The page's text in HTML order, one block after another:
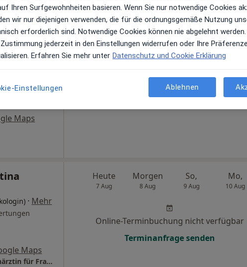
Aßmann
Maps
Heute
7 Aug
Morgen
8 Aug
So,
9 Aug
Mo,
10 Aug
Online-Terminbuchung nicht verfügbar
· Mehr
Maps
Praxis Dr.med. Martina Schiebler Fachärztin für Frauenheilkunde und Geburtshilfe
Heute
7 Aug
Morgen
8 Aug
So,
9 Aug
Mo,
10 Aug
Online-Terminbuchung nicht verfügbar
Terminanfrage senden
Ihren Surfgewohnheiten basieren. Wenn Sie nur notwendige Cookies
wir nur diejenigen verwenden, die für die ordnungsgemäße Nutzung
erforderlich sind. Notwendige Cookies können nie abgelehnt werden.
jederzeit in den Einstellungen widerrufen oder Ihre
Erfahren Sie mehr unter Datenschutz und Cookie Erklärung
Einstellungen Ablehnen